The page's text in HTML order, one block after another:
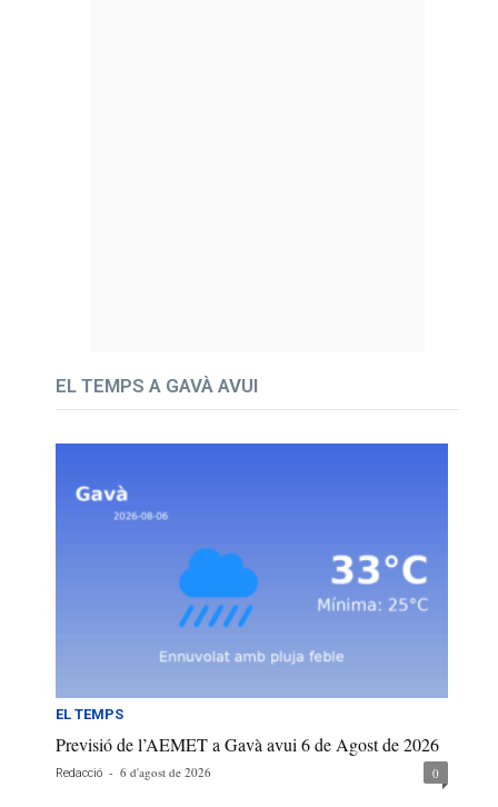
EL TEMPS A GAVÀ AVUI
EL TEMPS
Previsió de l’AEMET a Gavà avui 6 de Agost de 2026
Redacció - 6 d'agost de 2026 0